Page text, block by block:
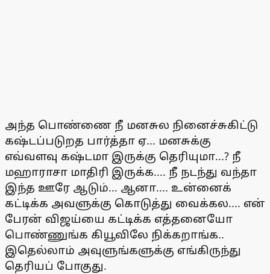
அந்த பொண்ணை நீ மனசுல நினைச்சுகிட்டு
கஷ்டப்படுறத பார்த்தா ஏ... மனசுக்கு
எவ்வளவு கஷ்டமா இருக்கு தெரியுமா...? நீ
மஹாராசா மாதிரி இருக்க.... நீ நடந்து வந்தா
இந்த ஊரே ஆடும்... ஆனா.... உன்னைக்
கட்டிக்க அவளுக்கு கொடுத்து வைக்கல.... என்
பேரன் விஜய்யை கட்டிக்க எத்தனையோ
பொண்ணுங்க கியூவிலே நிக்கறாங்க..
இதெல்லாம் அவுளுங்களுக்கு எங்கிருந்து
தெரியப் போகுது.